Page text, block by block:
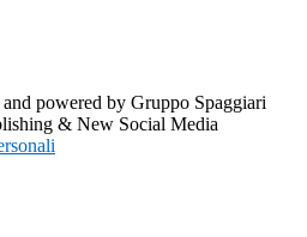
powered by Gruppo Spaggiari
& New Social Media